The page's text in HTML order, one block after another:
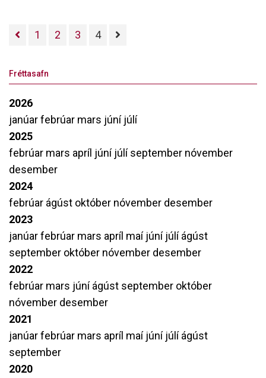
1 2 3 4
Fréttasafn
2026
janúarfebrúar mars júní júlí
2025
febrúar mars apríl júní júlíseptember nóvember
desember
2024
febrúar ágúst október nóvember desember
2023
janúarfebrúar mars apríl maí júní júlíágúst
september október nóvember desember
2022
febrúar mars júníágúst september október
nóvember desember
2021
janúarfebrúar mars apríl maí júní júlíágúst
september
2020